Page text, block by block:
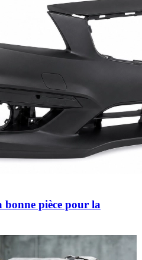
bonne pièce pour la